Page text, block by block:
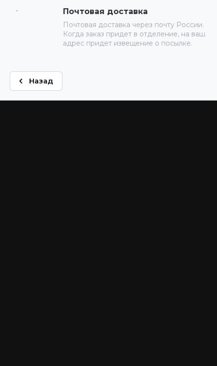
Почтовая доставка
Почтовая доставка через почту России.
Когда заказ придет в отделение, на ваш
адрес придет извещение о посылке.
Назад